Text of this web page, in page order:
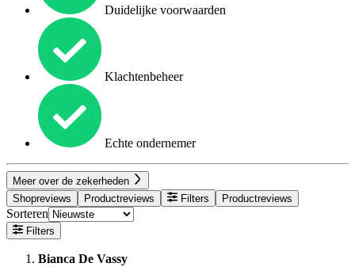
Duidelijke voorwaarden
Klachtenbeheer
Echte ondernemer
Meer over de zekerheden
Shopreviews
Productreviews Filters Productreviews
Sorteren
Filters
Bianca De Vassy